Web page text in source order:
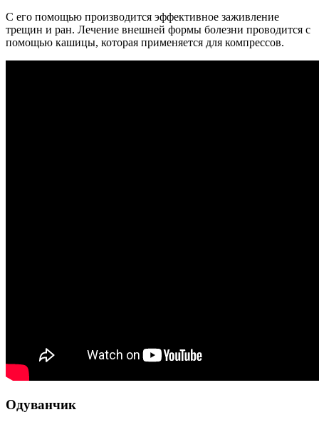
С его помощью производится эффективное заживление
трещин и ран. Лечение внешней формы болезни проводится с
помощью кашицы, которая применяется для компрессов.
Одуванчик